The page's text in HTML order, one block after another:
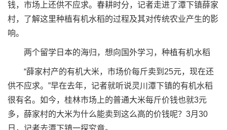
钱，市场上还供不应求。春耕时分，记者走进了潭下镇薛家
村，了解这里种植有机水稻的过程及其对传统农业产生的影
响。
两个留学日本的海归，想向国外学习，种植有机水稻
“薛家村产的有机大米，市场价每斤卖到25元，现在还
供不应求。”早在去年，记者就听说灵川潭下镇的有机水稻
很有名。如今，桂林市场上的普通大米每斤价钱也就3元
多，薛家村的大米为什么能卖到这么高的价钱呢？3月30
日，记者去潭下镇一探究竟。